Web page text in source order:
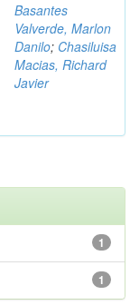
Basantes
Valverde, Marlon
Danilo; Chasiluisa
Macias, Richard
Javier
1
1